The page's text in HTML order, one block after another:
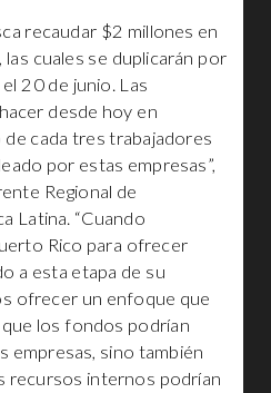
recaudar $2 millones en
cuales se duplicarán por
20 de junio. Las
desde hoy en
cada tres trabajadores
por estas empresas”,
Regional de
Latina. “Cuando
Rico para ofrecer
a esta etapa de su
ofrecer un enfoque que
los fondos podrían
empresas, sino también
recursos internos podrían